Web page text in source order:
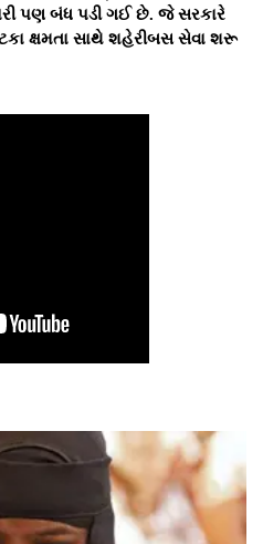
પણ બંધ પડી ગઈ છે. જે સરકારે
ક્ષમતા સાથે શહેરીબસ સેવા શરૂ